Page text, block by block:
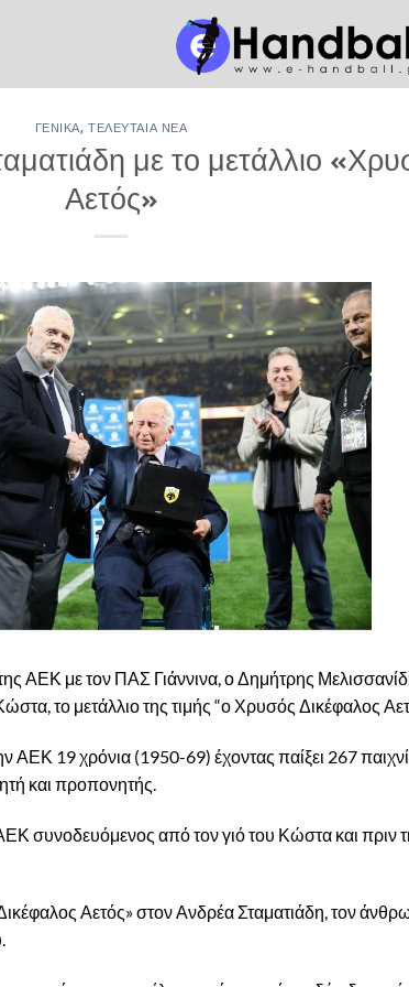
ΓΕΝΙΚΆ,ΤΕΛΕΥΤΑΊΑ ΝΈΑ
με το μετάλλιο
Αετός»
ΑΕΚ με τον ΠΑΣ Γιάννινα, ο Δημήτρης
το μετάλλιο της τιμής “ο Χρυσός Δικέφαλος
ΑΕΚ 19 χρόνια (1950-69) έχοντας παίξει 267
και προπονητής.
συνοδευόμενος από τον γιό του Κώστα και
Αετός» στον Ανδρέα Σταματιάδη, τον